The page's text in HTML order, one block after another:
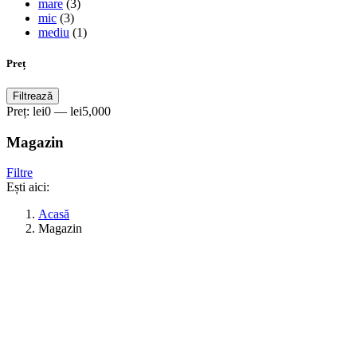
mare (3)
mic (3)
mediu (1)
Preț
Preț
minim
Preț
maxim
Filtrează
Preț: lei0 — lei5,000
Magazin
Filtre
Ești aici:
Acasă
Magazin